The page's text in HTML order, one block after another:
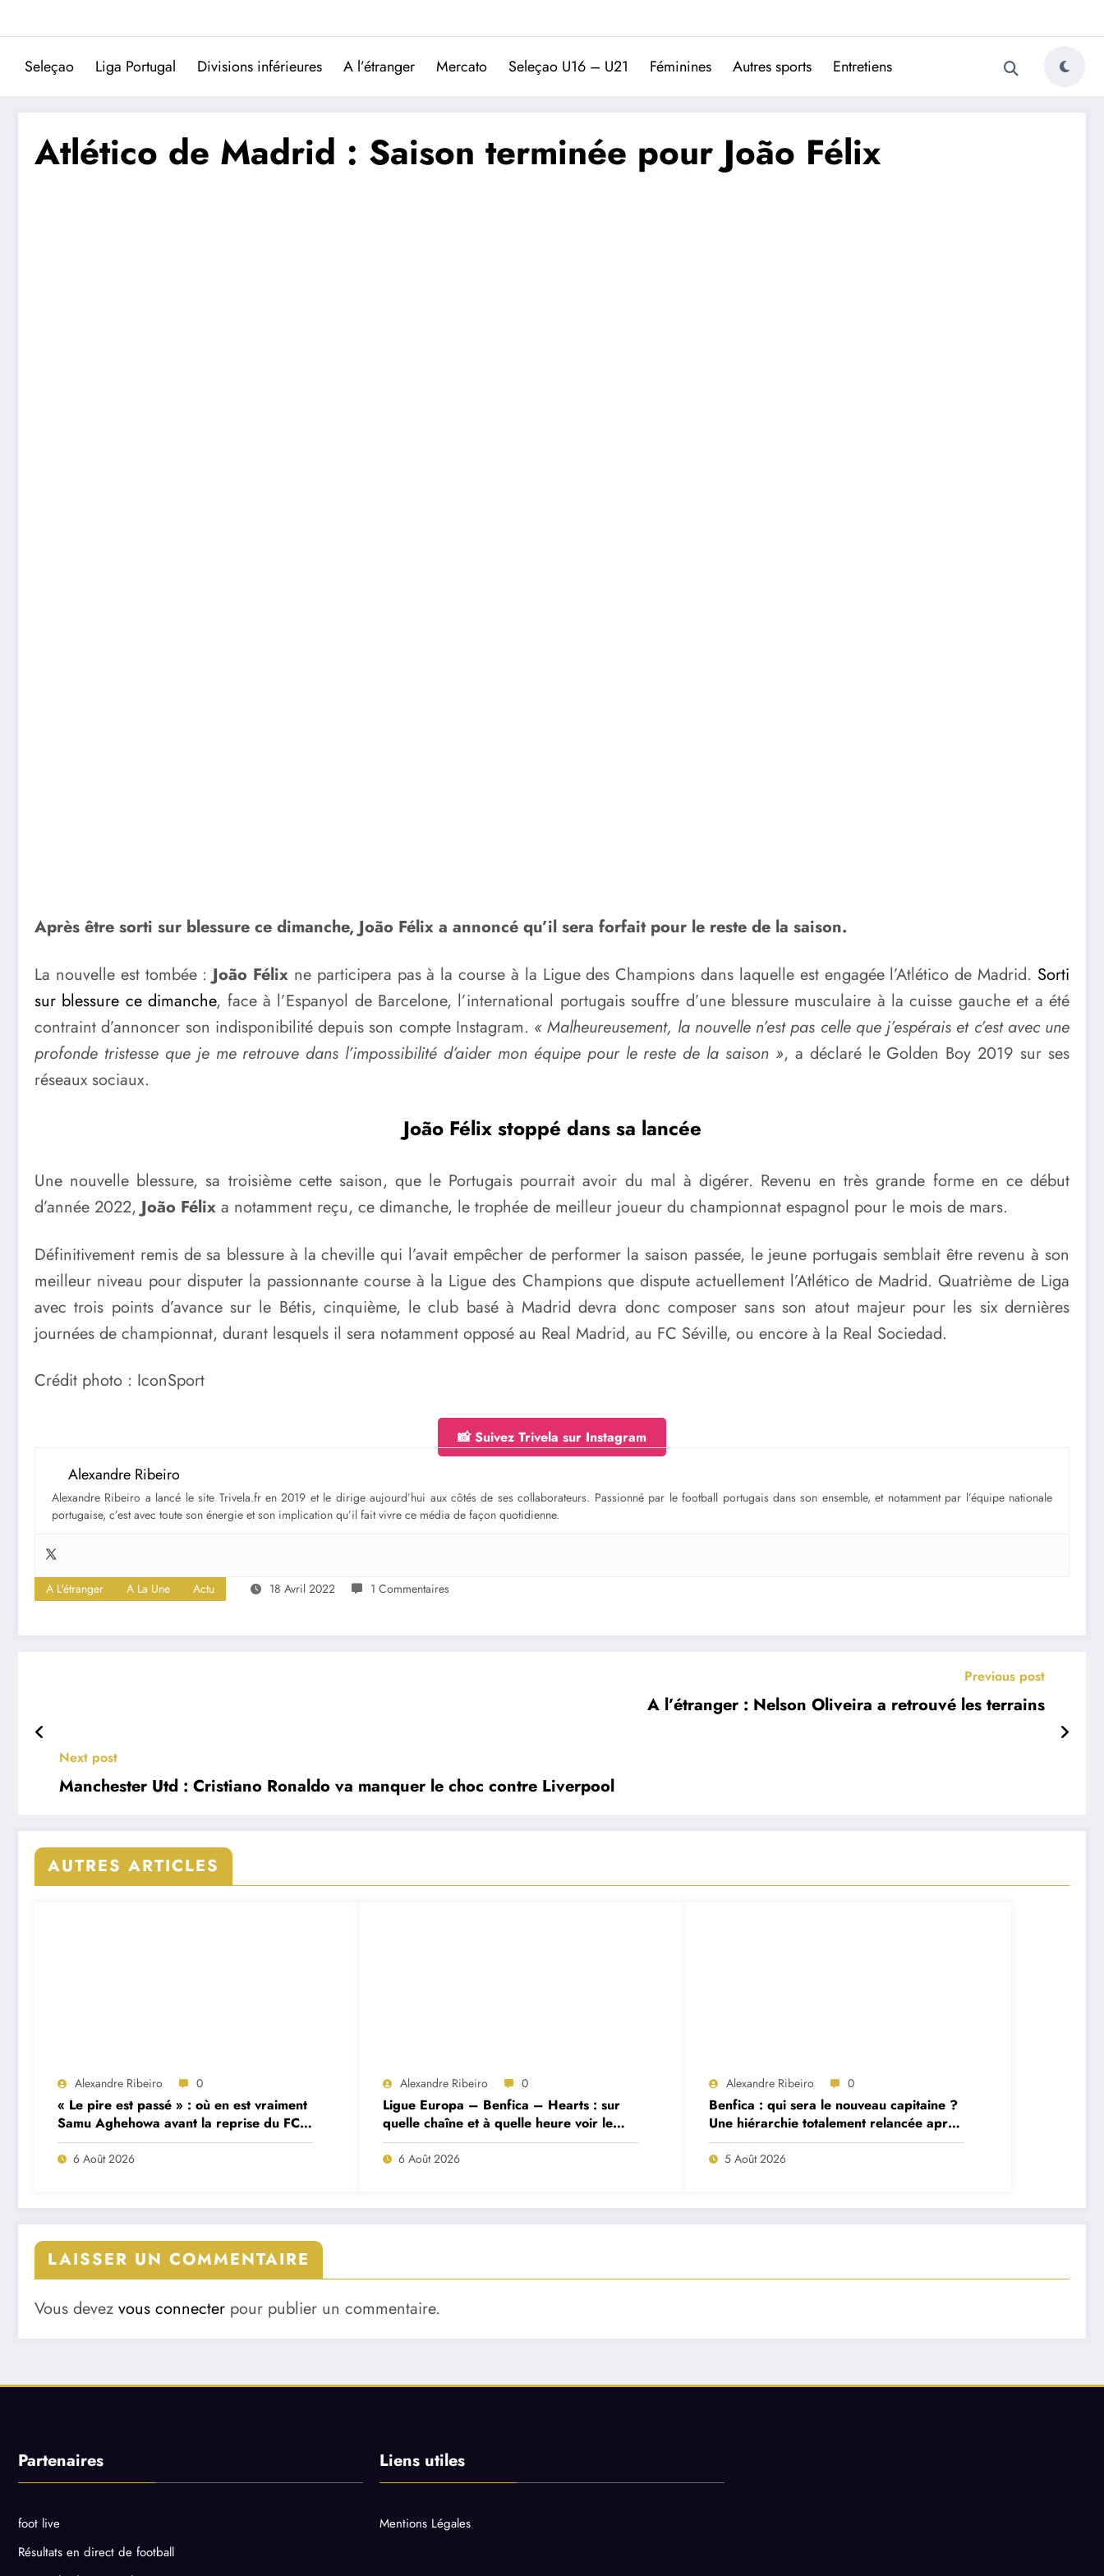
Trivela
L'actualité du football portugais
Seleçao Liga Portugal Divisions inférieures A l’étranger Mercato Seleçao U16 – U21 Féminines Autres sports Entretiens
Atlético de Madrid : Saison terminée pour João Félix
Après être sorti sur blessure ce dimanche, João Félix a annoncé qu’il sera forfait pour le reste de la saison.
La nouvelle est tombée : João Félix ne participera pas à la course à la Ligue des Champions dans laquelle est engagée l’Atlético de Madrid. Sorti
sur blessure ce dimanche, face à l’Espanyol de Barcelone, l’international portugais souffre d’une blessure musculaire à la cuisse gauche et a été
contraint d’annoncer son indisponibilité depuis son compte Instagram. « Malheureusement, la nouvelle n’est pas celle que j’espérais et c’est avec une
profonde tristesse que je me retrouve dans l’impossibilité d’aider mon équipe pour le reste de la saison », a déclaré le Golden Boy 2019 sur ses
réseaux sociaux.
João Félix stoppé dans sa lancée
Une nouvelle blessure, sa troisième cette saison, que le Portugais pourrait avoir du mal à digérer. Revenu en très grande forme en ce début
d’année 2022,João Félix a notamment reçu, ce dimanche, le trophée de meilleur joueur du championnat espagnol pour le mois de mars.
Définitivement remis de sa blessure à la cheville qui l’avait empêcher de performer la saison passée, le jeune portugais semblait être revenu à son
meilleur niveau pour disputer la passionnante course à la Ligue des Champions que dispute actuellement l’Atlético de Madrid. Quatrième de Liga
avec trois points d’avance sur le Bétis, cinquième, le club basé à Madrid devra donc composer sans son atout majeur pour les six dernières
journées de championnat, durant lesquels il sera notamment opposé au Real Madrid, au FC Séville, ou encore à la Real Sociedad.
Crédit photo : IconSport
📸 Suivez Trivela sur Instagram
Alexandre Ribeiro
Alexandre Ribeiro a lancé le site Trivela.fr en 2019 et le dirige aujourd’hui aux côtés de ses collaborateurs. Passionné par le football portugais dans son ensemble, et notamment par l’équipe nationale
portugaise, c’est avec toute son énergie et son implication qu’il fait vivre ce média de façon quotidienne.
A L'étranger A La Une Actu 18 Avril 2022 1 Commentaires
Previous post
A l’étranger : Nelson Oliveira a retrouvé les terrains
Next post
Manchester Utd : Cristiano Ronaldo va manquer le choc contre Liverpool
AUTRES ARTICLES
Alexandre Ribeiro 0
« Le pire est passé » : où en est vraiment
Samu Aghehowa avant la reprise du FC
Porto ?
6 Août 2026
Alexandre Ribeiro 0
Ligue Europa – Benfica – Hearts : sur
quelle chaîne et à quelle heure voir le
match ?
6 Août 2026
Alexandre Ribeiro 0
Benfica : qui sera le nouveau capitaine ?
Une hiérarchie totalement relancée après
deux départs majeurs
5 Août 2026
LAISSER UN COMMENTAIRE
Vous devez vous connecter pour publier un commentaire.
Partenaires
foot live
Résultats en direct de football
Liens utiles
Mentions Légales